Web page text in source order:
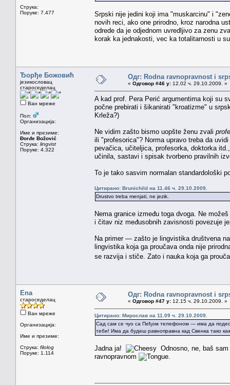
Струка:
Поруке: 7.477
Srpski nije jedini koji ima "muskarcinu" i
novih reci, ako one prirodno, kroz narodna
odrede da je odjednom uvredljivo za zenu
korak ka jednakosti, vec ka totalitarnosti u
Ђорђе Божовић
језикословац
староседелац
Ван мреже
Пол:
Организација:
Име и презиме:
Đorđe Božović
Струка: lingvist
Поруке: 4.322
Одг: Rodna ravnopravnost i
« Одговор #46 у: 12.02 ч. 29.10.2009. »
A kad prof. Pera Perić argumentima koji su
počne prebirati i šikanirati "kroatizme" u
Krleža?)
Ne vidim zašto bismo uopšte ženu zvali
ili "profesorica"? Norma upravo treba da
pevačica, učiteljica, profesorka, doktorka
učinila, sastavi i spisak tvorbeno pravilnih
To je tako sasvim normalan standardološki
Цитирано: Brunichild на 11.46 ч. 29.10.2009.
Drustvo treba menjati, ne jezik.
Nema granice između toga dvoga. Ne
i čitav niz međusobnih zavisnosti povezuje
Na primer — zašto je lingvistika društvena
lingvistika koja ga proučava onda nije
se razvija i stiče. Zato i nauka koja ga
Ena
староседелац
Ван мреже
Организација:
Име и презиме:
Струка: filolog
Поруке: 1.114
Одг: Rodna ravnopravnost i
« Одговор #47 у: 12.15 ч. 29.10.2009. »
Цитирано: Мирослав на 11.09 ч. 29.10.2009.
Сад сам се чуо са Пеђом телефоном — има да
теби! Има да будеш равноправна кад Свенка тако
Jadna ja!
Odnosno, ne, baš
ravnopravnom